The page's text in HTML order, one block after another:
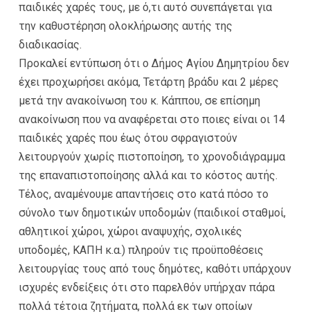
παιδικές χαρές τους, με ό,τι αυτό συνεπάγεται για
την καθυστέρηση ολοκλήρωσης αυτής της
διαδικασίας.
Προκαλεί εντύπωση ότι ο Δήμος Αγίου Δημητρίου δεν
έχει προχωρήσει ακόμα, Τετάρτη βράδυ και 2 μέρες
μετά την ανακοίνωση του κ. Κάππου, σε επίσημη
ανακοίνωση που να αναφέρεται στο ποιες είναι οι 14
παιδικές χαρές που έως ότου σφραγιστούν
λειτουργούν χωρίς πιστοποίηση, το χρονοδιάγραμμα
της επαναπιστοποίησης αλλά και το κόστος αυτής.
Τέλος, αναμένουμε απαντήσεις στο κατά πόσο το
σύνολο των δημοτικών υποδομών (παιδικοί σταθμοί,
αθλητικοί χώροι, χώροι αναψυχής, σχολικές
υποδομές, ΚΑΠΗ κ.α.) πληρούν τις προϋποθέσεις
λειτουργίας τους από τους δημότες, καθότι υπάρχουν
ισχυρές ενδείξεις ότι στο παρελθόν υπήρχαν πάρα
πολλά τέτοια ζητήματα, πολλά εκ των οποίων